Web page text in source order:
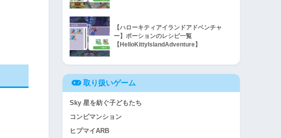
【ハローキティアイランドアドベンチャ
ー】ポーションのレシピ一覧
【HelloKittyIslandAdventure】
取り扱いゲーム
Sky 星を紡ぐ子どもたち
コンビマンション
ヒプマイARB